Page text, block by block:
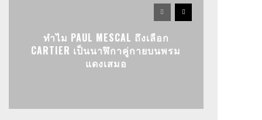
ทำไม PAUL MESCAL ถึงเลือก
CARTIER เป็นนาฬิกาคู่กายบนพรม
แดงเสมอ